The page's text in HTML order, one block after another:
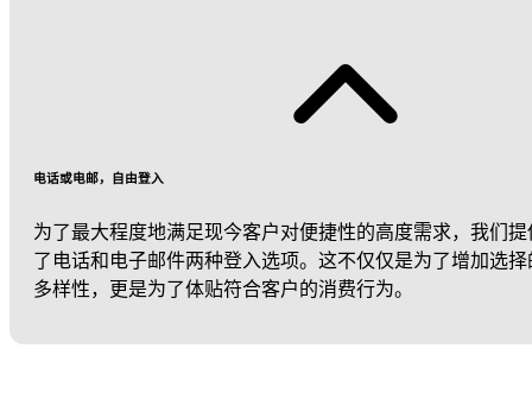
电话或电邮，自由登入
为了最大程度地满足现今客户对便捷性的高度需求，我们提
了电话和电子邮件两种登入选项。这不仅仅是为了增加选择
多样性，更是为了体贴符合客户的消费行为。